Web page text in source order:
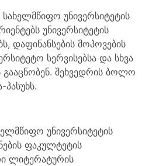
უნივერსიტეტის
უნივერსიტეტის
დაფინანსების მოპოვების
სერვისებსა და სხვა
გააცნობენ. შეხვედრის ბოლო
უნივერსიტეტის
ფაკულტეტის
ლიტერატურის